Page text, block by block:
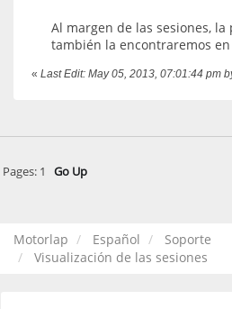
Al margen de las sesiones,
también la encontraremos
« Last Edit: May 05, 2013, 07:01:44 pm
Pages: 1 Go Up
Motorlap Español
Soporte
Visualización de las sesiones